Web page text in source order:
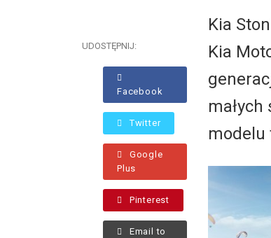
UDOSTĘPNIJ:
Facebook
Twitter
Google
Plus
Pinterest
Email to
Kia
Kia
modelu